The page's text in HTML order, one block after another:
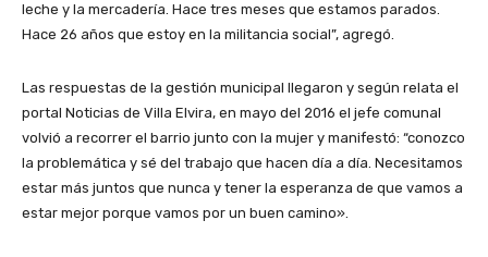
leche y la mercadería. Hace tres meses que estamos parados.
Hace 26 años que estoy en la militancia social”, agregó.
Las respuestas de la gestión municipal llegaron y según relata el
portal Noticias de Villa Elvira, en mayo del 2016 el jefe comunal
volvió a recorrer el barrio junto con la mujer y manifestó: “conozco
la problemática y sé del trabajo que hacen día a día. Necesitamos
estar más juntos que nunca y tener la esperanza de que vamos a
estar mejor porque vamos por un buen camino».